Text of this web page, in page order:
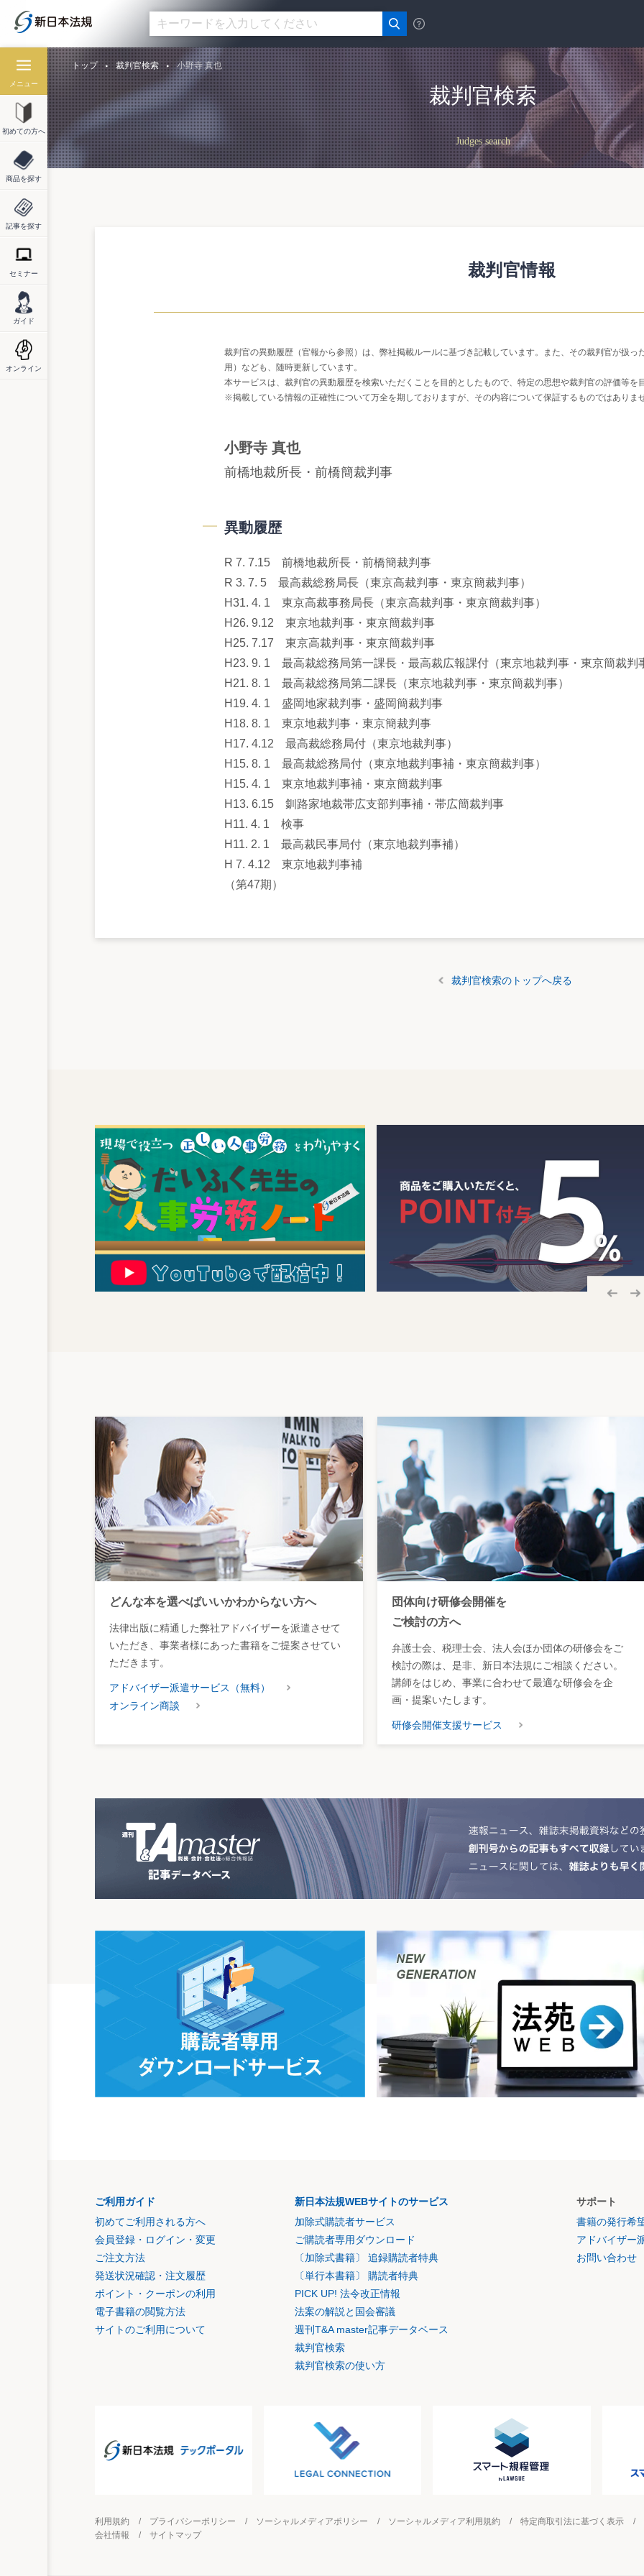
メニュー
初めての方へ
商品を探す
記事を探す
セミナー
ガイド
オンライン
裁判官検索
Judges search
トップ 裁判官検索 小野寺 真也
裁判官情報
裁判官の異動履歴（官報から参照）は、弊社掲載ルールに基づき記載しています。また、その裁判官が扱っ
用）なども、随時更新しています。
本サービスは、裁判官の異動履歴を検索いただくことを目的としたもので、特定の思想や裁判官の評価等を
※掲載している情報の正確性について万全を期しておりますが、その内容について保証するものではありま
小野寺 真也
前橋地裁所長・前橋簡裁判事
異動履歴
R 7. 7.15 前橋地裁所長・前橋簡裁判事
R 3. 7. 5 最高裁総務局長（東京高裁判事・東京簡裁判事）
H31. 4. 1 東京高裁事務局長（東京高裁判事・東京簡裁判事）
H26. 9.12 東京地裁判事・東京簡裁判事
H25. 7.17 東京高裁判事・東京簡裁判事
H23. 9. 1 最高裁総務局第一課長・最高裁広報課付（東京地裁判事・東京簡裁判
H21. 8. 1 最高裁総務局第二課長（東京地裁判事・東京簡裁判事）
H19. 4. 1 盛岡地家裁判事・盛岡簡裁判事
H18. 8. 1 東京地裁判事・東京簡裁判事
H17. 4.12 最高裁総務局付（東京地裁判事）
H15. 8. 1 最高裁総務局付（東京地裁判事補・東京簡裁判事）
H15. 4. 1 東京地裁判事補・東京簡裁判事
H13. 6.15 釧路家地裁帯広支部判事補・帯広簡裁判事
H11. 4. 1 検事
H11. 2. 1 最高裁民事局付（東京地裁判事補）
H 7. 4.12 東京地裁判事補
（第47期）
裁判官検索のトップへ戻る
どんな本を選べばいいかわからない方へ
法律出版に精通した弊社アドバイザーを派遣させて
いただき、事業者様にあった書籍をご提案させてい
ただきます。
アドバイザー派遣サービス（無料）
オンライン商談
団体向け研修会開催を
ご検討の方へ
弁護士会、税理士会、法人会ほか団体の研修会をご
検討の際は、是非、新日本法規にご相談ください。
講師をはじめ、事業に合わせて最適な研修会を企
画・提案いたします。
研修会開催支援サービス
ご利用ガイド
初めてご利用される方へ
会員登録・ログイン・変更
ご注文方法
発送状況確認・注文履歴
ポイント・クーポンの利用
電子書籍の閲覧方法
サイトのご利用について
新日本法規WEBサイトのサービス
加除式購読者サービス
ご購読者専用ダウンロード
〔加除式書籍〕 追録購読者特典
〔単行本書籍〕 購読者特典
PICK UP! 法令改正情報
法案の解説と国会審議
週刊T&A master記事データベース
裁判官検索
裁判官検索の使い方
サポート
書籍の発行希
アドバイザー
お問い合わせ
利用規約 プライバシーポリシー ソーシャルメディアポリシー ソーシャルメディア利用規約
特定商取引法に基づく表示
会社情報
サイトマップ